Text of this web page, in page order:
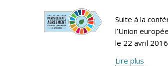
Suite à la
l’Union
le 22 avril
Lire plus